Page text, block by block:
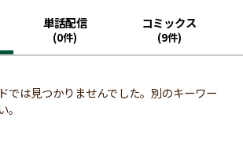
単話配信
(0件)
コミックス
(9件)
では見つかりませんでした。別のキーワー